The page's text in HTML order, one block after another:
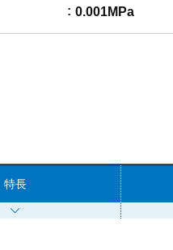
0.001MPa
特長